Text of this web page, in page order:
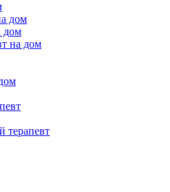
дом
дом
на дом
терапевт